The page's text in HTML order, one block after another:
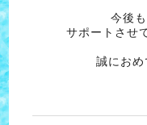
今後
サポートさせ
誠におめ